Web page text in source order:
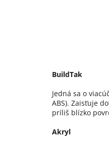
BuildTak
Jedná sa o
ABS). Zaisťuje
príliš blízko
Akryl